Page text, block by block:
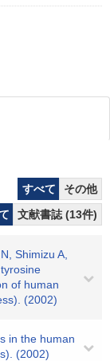
すべて
その他
文献書誌 (13件)
Shimizu A,
of human
(2002)
in the human
(2002)